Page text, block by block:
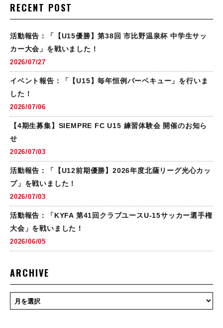
RECENT POST
活動報告：「【U15優勝】第38回 市比野温泉杯 中学生サッ
カー大会」を戦いました！
2026/07/27
イベント報告：「【U15】毎年恒例バーベキュー」を行いま
した！
2026/07/06
【4期生募集】SIEMPRE FC U15 練習体験会 開催のお知ら
せ
2026/07/03
活動報告：「【U12前期優勝】2026年度北薩リーグ光心カッ
プ」を戦いました！
2026/07/03
活動報告：「KYFA 第41回クラブユースU-15サッカー選手権
大会」を戦いました！
2026/06/05
ARCHIVE